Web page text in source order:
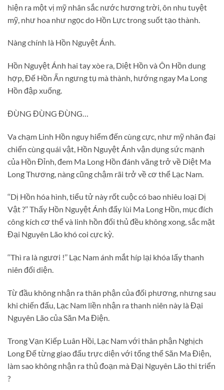
hiện ra một vị mỹ nhân sắc nước hương trời, ôn nhu tuyệt
mỹ, như hoa như ngọc do Hồn Lực trong suốt tạo thành.
Nàng chính là Hồn Nguyệt Ánh.
Hồn Nguyệt Ánh hai tay xòe ra, Diệt Hồn và Ôn Hồn dung
hợp, Đế Hồn Ấn ngưng tụ mà thành, hướng ngay Ma Long
Hồn đập xuống.
ĐÙNG ĐÙNG ĐÙNG…
Va chạm Linh Hồn nguy hiểm đến cùng cực, như mỹ nhân đại
chiến cùng quái vật, Hồn Nguyệt Ánh vận dụng sức mạnh
của Hồn Đỉnh, đem Ma Long Hồn đánh văng trở về Diệt Ma
Long Thương, nàng cũng chậm rãi trở về cơ thể Lạc Nam.
‘‘Dị Hồn hóa hình, tiểu tử này rốt cuộc có bao nhiêu loại Dị
Vật ?’’ Thấy Hồn Nguyệt Ánh đẩy lùi Ma Long Hồn, mục đích
công kích cơ thể và linh hồn đối thủ đều không xong, sắc mặt
Đại Nguyên Lão khó coi cực kỳ.
‘‘Thì ra là ngươi !’’ Lạc Nam ánh mắt híp lại khóa lấy thanh
niên đối diện.
Từ đầu không nhận ra thân phận của đối phương, nhưng sau
khi chiến đấu, Lạc Nam liền nhận ra thanh niên này là Đại
Nguyên Lão của Săn Ma Điện.
Trong Vạn Kiếp Luân Hồi, Lạc Nam với thân phận Nghịch
Long Đế từng giao đấu trực diện với tổng thể Săn Ma Điện,
làm sao không nhận ra thủ đoạn mà Đại Nguyên Lão thi triển
?